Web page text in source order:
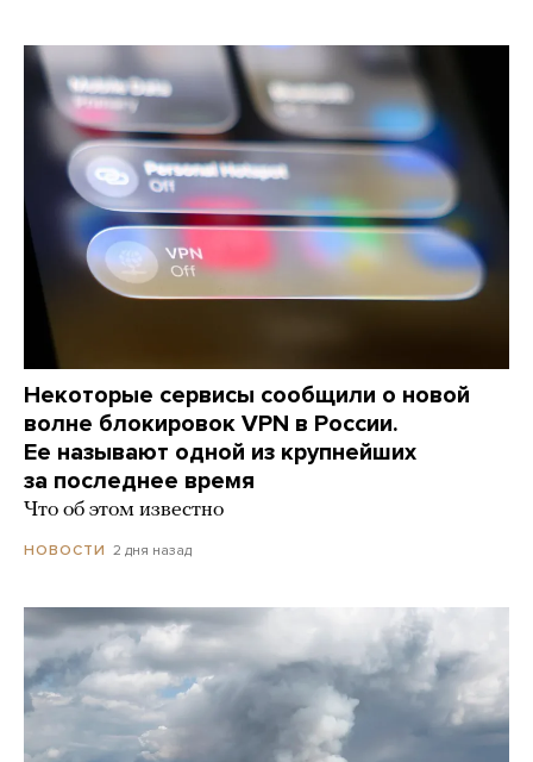
Некоторые сервисы сообщили о новой
волне блокировок VPN в России.
Ее называют одной из крупнейших
за последнее время
Что об этом известно
НОВОСТИ 2 дня назад